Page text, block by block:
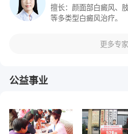
擅长：颜面部白癜风、
等多类型白癜风治疗。
更多专家
公益事业